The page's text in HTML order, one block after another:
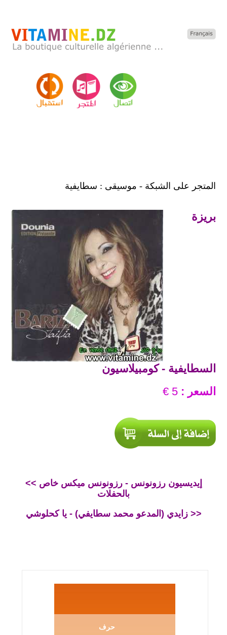
المتجر على الشبكة - موسيقى : سطايفية
بريزة
السطايفية - كومبيلاسيون
السعر : 5 €
<< إيديسيون رزونونس - رزونونس ميكس خاص
بالحفلات
زايدي (المدعو محمد سطايفي) - يا كحلوشي >>
حرف